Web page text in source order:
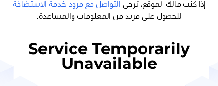
إذا كنت مالك الموقع، يُرجى
التواصل مع مزود خدمة الاستضافة
للحصول على مزيد من المعلومات والمساعدة.
Service Temporarily
Unavailable